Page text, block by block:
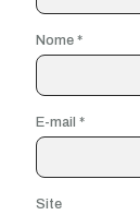
Nome *
E-mail *
Site